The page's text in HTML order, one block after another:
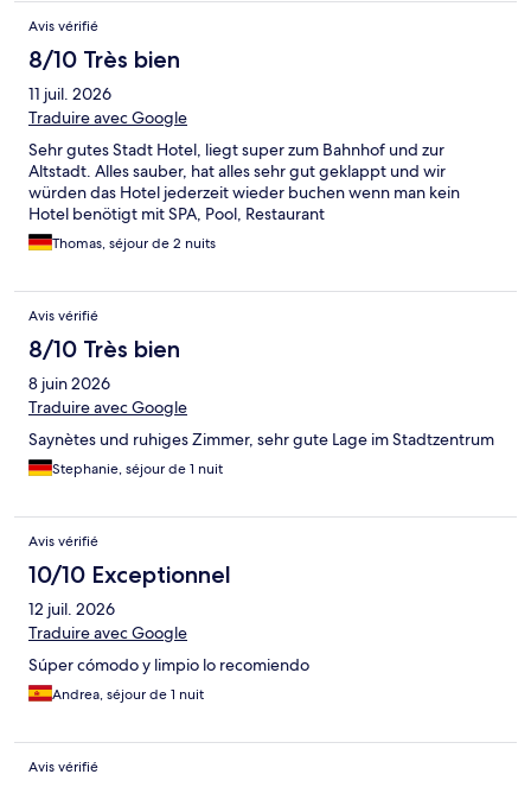
Avis vérifié
8/10 Très bien
11 juil. 2026
Traduire avec Google
Sehr gutes Stadt Hotel, liegt super zum Bahnhof und zur
Altstadt. Alles sauber, hat alles sehr gut geklappt und wir
würden das Hotel jederzeit wieder buchen wenn man kein
Hotel benötigt mit SPA, Pool, Restaurant
Thomas, séjour de 2 nuits
Avis vérifié
8/10 Très bien
8 juin 2026
Traduire avec Google
Saynètes und ruhiges Zimmer, sehr gute Lage im Stadtzentrum
Stephanie, séjour de 1 nuit
Avis vérifié
10/10 Exceptionnel
12 juil. 2026
Traduire avec Google
Súper cómodo y limpio lo recomiendo
Andrea, séjour de 1 nuit
Avis vérifié